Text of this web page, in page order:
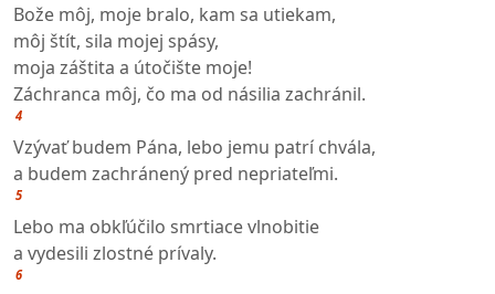
Bože môj, moje bralo, kam sa utiekam,
môj štít, sila mojej spásy,
moja záštita a útočište moje!
Záchranca môj, čo ma od násilia zachránil.
4
Vzývať budem Pána, lebo jemu patrí chvála,
a budem zachránený pred nepriateľmi.
5
Lebo ma obkľúčilo smrtiace vlnobitie
a vydesili zlostné prívaly.
6